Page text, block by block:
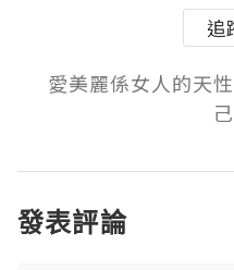
追
愛美麗係女人的天
發表評論